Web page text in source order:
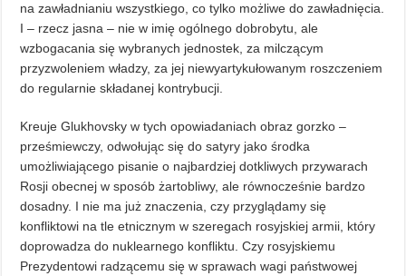
na zawładnianiu wszystkiego, co tylko możliwe do zawładnięcia.
I – rzecz jasna – nie w imię ogólnego dobrobytu, ale
wzbogacania się wybranych jednostek, za milczącym
przyzwoleniem władzy, za jej niewyartykułowanym roszczeniem
do regularnie składanej kontrybucji.
Kreuje Glukhovsky w tych opowiadaniach obraz gorzko –
prześmiewczy, odwołując się do satyry jako środka
umożliwiającego pisanie o najbardziej dotkliwych przywarach
Rosji obecnej w sposób żartobliwy, ale równocześnie bardzo
dosadny. I nie ma już znaczenia, czy przyglądamy się
konfliktowi na tle etnicznym w szeregach rosyjskiej armii, który
doprowadza do nuklearnego konfliktu. Czy rosyjskiemu
Prezydentowi radzącemu się w sprawach wagi państwowej